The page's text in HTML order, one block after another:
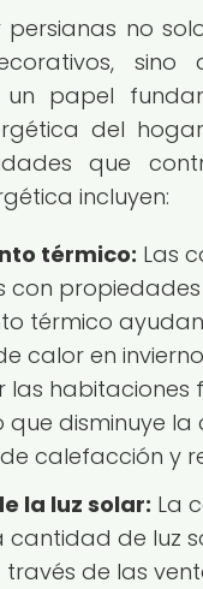
persianas no
sino
un papel
del
que
incluyen:
térmico: Las
con
térmico
calor en
las habitaciones
que disminuye
calefacción y
la luz solar: La
cantidad de luz
través de las